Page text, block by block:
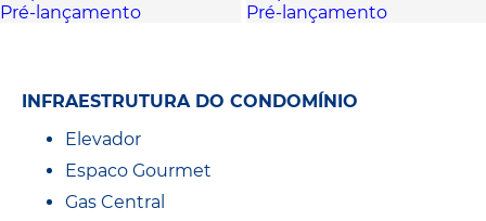
INFRAESTRUTURA DO CONDOMÍNIO
Elevador
Espaco Gourmet
Gas Central